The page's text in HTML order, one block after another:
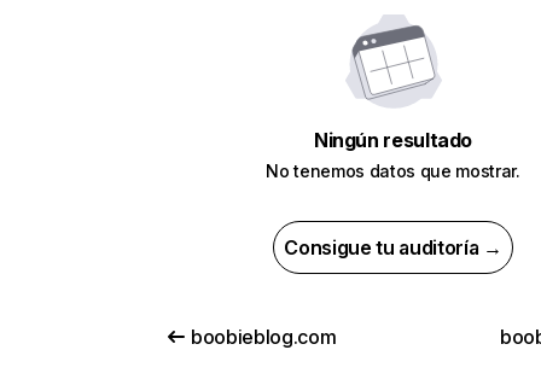
Ningún resultado
No tenemos datos que mostrar.
Consigue tu auditoría →
boobieblog.com